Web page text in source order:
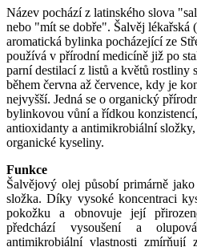
Název pochází z latinského slova
nebo "mít se dobře". Šalvěj lékařská
aromatická bylinka pocházející ze
používá v přírodní medicíně již po
parní destilací z listů a květů rostliny
během června až července, kdy je
nejvyšší. Jedná se o organický
bylinkovou vůní a řídkou
antioxidanty a antimikrobiální
organické kyseliny.
Funkce
Šalvějový olej působí primárně
složka. Díky vysoké koncentraci
pokožku a obnovuje její
předchází vysoušení a
antimikrobiální vlastnosti zmírňují